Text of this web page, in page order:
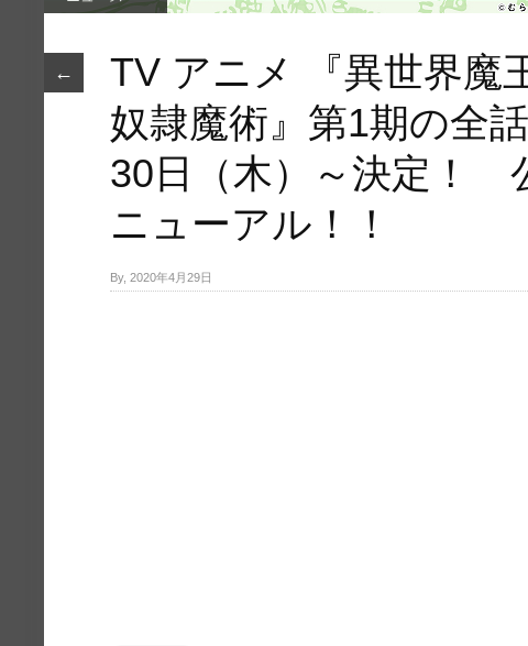
←
TV アニメ 『異世界魔
奴隷魔術』第1期の全
30日（木）～決定！
ニューアル！！
By, 2020年4月29日